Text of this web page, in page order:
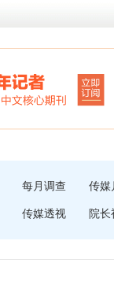
每月调查 传媒
传媒透视 院长